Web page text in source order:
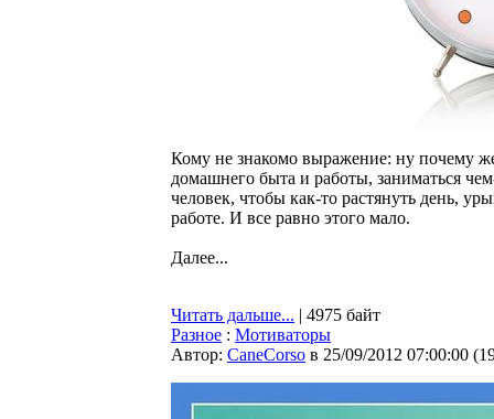
Кому не знакомо выражение: ну почему
домашнего быта и работы, заниматься
человек, чтобы как-то растянуть день,
работе. И все равно этого мало.
Далее...
Читать дальше... | 4975 байт
Разное : Мотиваторы
Автор: CaneCorso в 25/09/2012 07:00:00 (